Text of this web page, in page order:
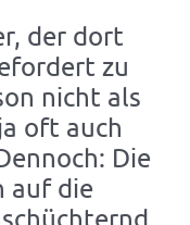
der dort
zu
nicht als
oft auch
Die
auf die